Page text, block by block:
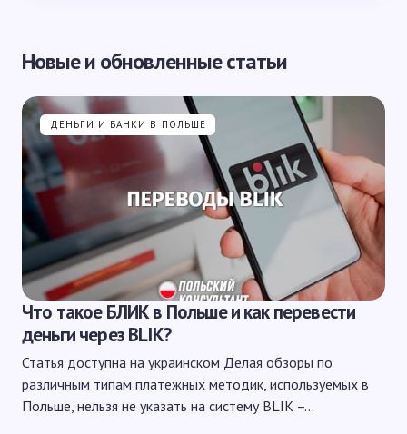
Новые и обновленные статьи
ДЕНЬГИ И БАНКИ В ПОЛЬШЕ
Что такое БЛИК в Польше и как перевести
деньги через BLIK?
Статья доступна на украинском Делая обзоры по
различным типам платежных методик, используемых в
Польше, нельзя не указать на систему BLIK –…